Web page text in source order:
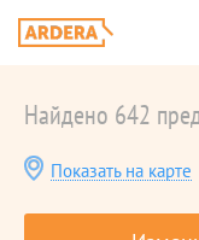
Найдено 642
Показать на карте